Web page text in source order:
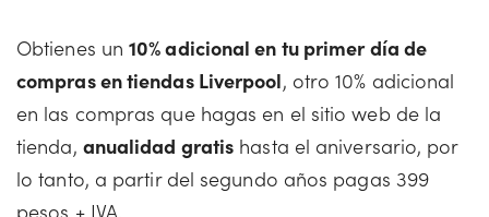
Obtienes un10% adicional en tu primer día de
compras en tiendas Liverpool, otro 10% adicional
en las compras que hagas en el sitio web de la
tienda, anualidad gratis hasta el aniversario, por
lo tanto, a partir del segundo años pagas 399
pesos + IVA.